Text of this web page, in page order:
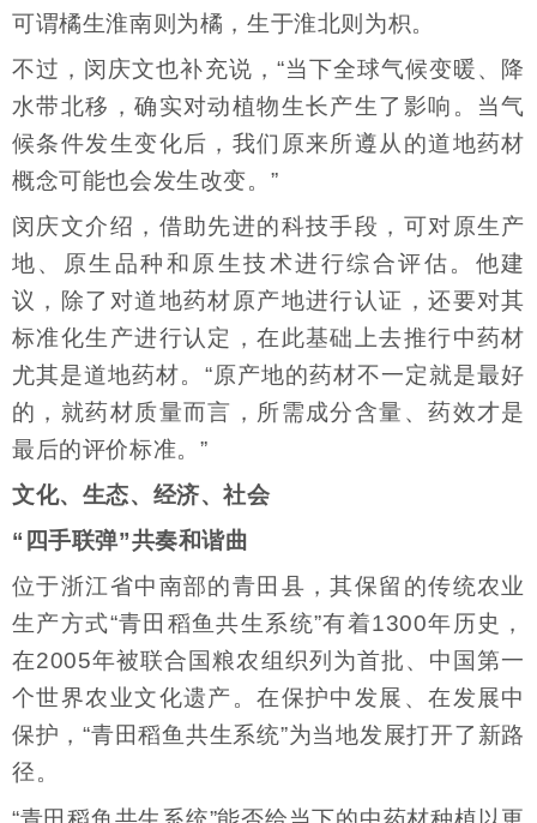
可谓橘生淮南则为橘，生于淮北则为枳。
不过，闵庆文也补充说，“当下全球气候变暖、降
水带北移，确实对动植物生长产生了影响。当气
候条件发生变化后，我们原来所遵从的道地药材
概念可能也会发生改变。”
闵庆文介绍，借助先进的科技手段，可对原生产
地、原生品种和原生技术进行综合评估。他建
议，除了对道地药材原产地进行认证，还要对其
标准化生产进行认定，在此基础上去推行中药材
尤其是道地药材。“原产地的药材不一定就是最好
的，就药材质量而言，所需成分含量、药效才是
最后的评价标准。”
文化、生态、经济、社会
“四手联弹”共奏和谐曲
位于浙江省中南部的青田县，其保留的传统农业
生产方式“青田稻鱼共生系统”有着1300年历史，
在2005年被联合国粮农组织列为首批、中国第一
个世界农业文化遗产。在保护中发展、在发展中
保护，“青田稻鱼共生系统”为当地发展打开了新路
径。